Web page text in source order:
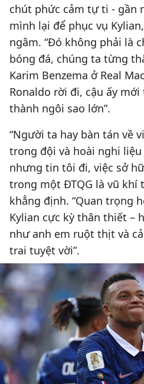
chút phức cảm tự ti - gần
mình lại để phục vụ
ngâm. “Đó không phải là
bóng đá, chúng ta từng
Karim Benzema ở Real
Ronaldo rời đi, cậu ấy
thành ngôi sao lớn”.
“Người ta hay bàn tán về
trong đội và hoài nghi
nhưng tin tôi đi, việc sở
trong một ĐTQG là vũ khí
khẳng định. “Quan trọng
Kylian cực kỳ thân thiết –
như anh em ruột thịt và
trai tuyệt vời”.